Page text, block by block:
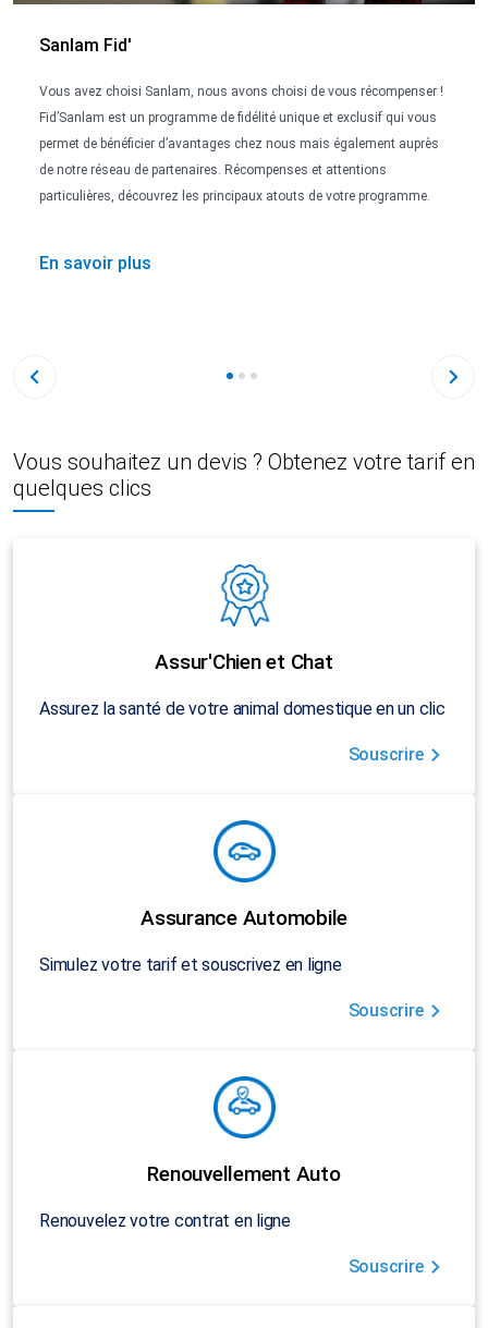
Sanlam Fid'
Vous avez choisi Sanlam, nous avons choisi de vous récompenser !
Fid’Sanlam est un programme de fidélité unique et exclusif qui vous
permet de bénéficier d’avantages chez nous mais également auprès
de notre réseau de partenaires. Récompenses et attentions
particulières, découvrez les principaux atouts de votre programme.
En savoir plus
Vous souhaitez un devis ? Obtenez votre tarif en
quelques clics
Assur'Chien et Chat
Assurez la santé de votre animal domestique en un clic
Souscrire
Assurance Automobile
Simulez votre tarif et souscrivez en ligne
Souscrire
Renouvellement Auto
Renouvelez votre contrat en ligne
Souscrire